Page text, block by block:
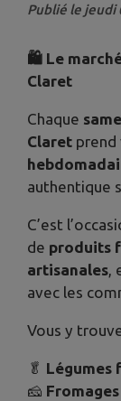
Publié le jeudi
🛍️ Le
Claret
Chaque
Claret prend
authentique
C’est
de produits
artisanales,
avec les
Vous y
🥬 Légumes
🧀 Fromages